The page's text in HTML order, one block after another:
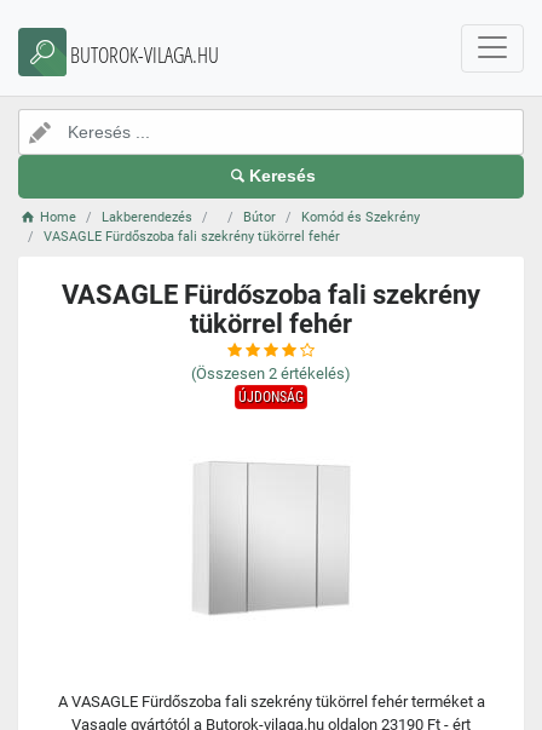
BUTOROK-VILAGA.HU
Keresés
Home Lakberendezés Bútor
Komód és Szekrény
VASAGLE Fürdőszoba fali szekrény tükörrel fehér
VASAGLE Fürdőszoba fali szekrény
tükörrel fehér
(Összesen 2 értékelés)
ÚJDONSÁG
A VASAGLE Fürdőszoba fali szekrény tükörrel fehér terméket a
Vasagle gyártótól a Butorok-vilaga.hu oldalon 23190 Ft - ért